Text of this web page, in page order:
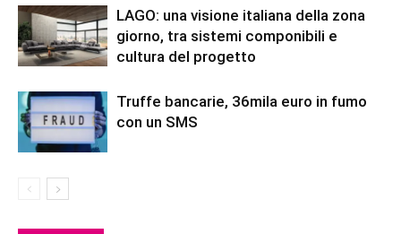
LAGO: una visione italiana della zona
giorno, tra sistemi componibili e
cultura del progetto
Truffe bancarie, 36mila euro in fumo
con un SMS